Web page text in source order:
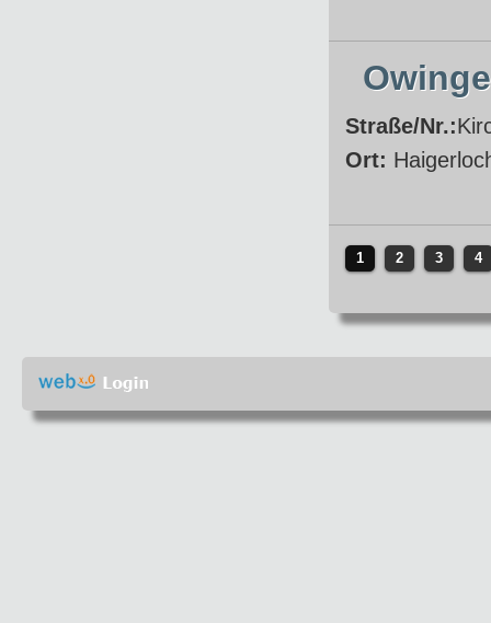
Straße/Nr.:
Ort:
1 2 3 4